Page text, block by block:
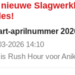
nieuwe
aprilnummer
2026 14:10
Rush Hour voor